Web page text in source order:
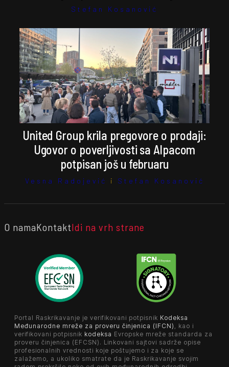
Stefan Kosanović
United Group krila pregovore o prodaji:
Ugovor o poverljivosti sa Alpacom
potpisan još u februaru
Vesna Radojević i Stefan Kosanović
O namaKontaktIdi na vrh strane
Portal Raskrikavanje je verifikovani potpisnik Kodeksa
Međunarodne mreže za proveru činjenica (IFCN)
, kao i
verifikovani potpisnik kodeksa Evropske mreže standarda za
proveru činjenica (EFCSN). Linkovani sajtovi sadrže opise
profesionalnih vrednosti koje poštujemo i za koje se
zalažemo, a ukoliko smatrate da je Raskrikavanje svojim